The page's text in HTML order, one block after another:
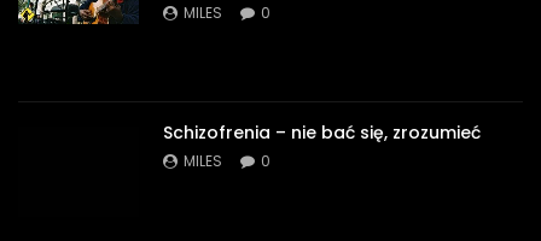
MILES 0
Schizofrenia – nie bać się, zrozumieć
MILES 0